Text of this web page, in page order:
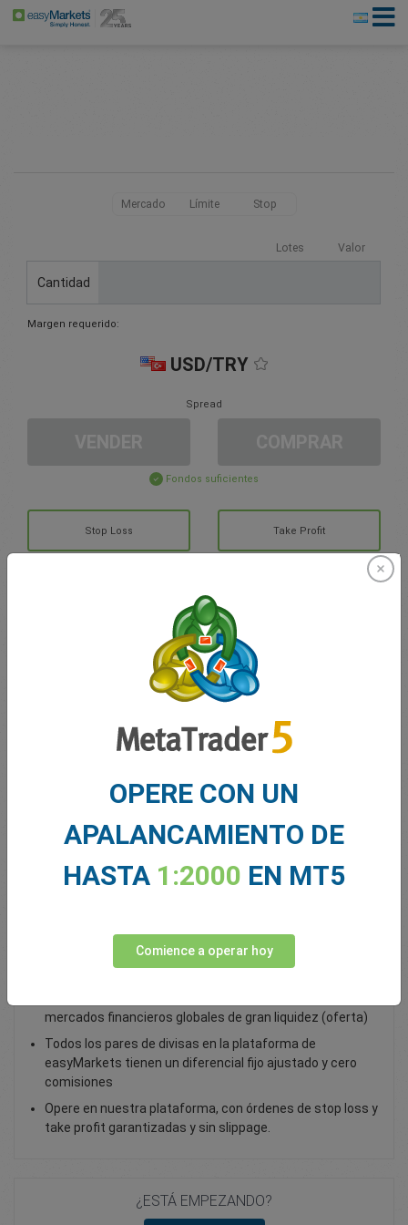
Mercado Límite Stop
Lotes Valor
Cantidad
Margen requerido:
USD/TRY
Spread
Fondos suficientes
Stop Loss Take Profit
Cree una cuenta de trading
Total Premium
Depositar fondos
Opera con USD/TRY - como opción vanilla
mercados financieros globales de gran liquidez (oferta)
Todos los pares de divisas en la plataforma de
easyMarkets tienen un diferencial fijo ajustado y cero
comisiones
Opere en nuestra plataforma, con órdenes de stop loss y
take profit garantizadas y sin slippage.
¿ESTÁ EMPEZANDO?
OPERE CON UN
APALANCAMIENTO DE
HASTA 1:2000 EN MT5
Comience a operar hoy